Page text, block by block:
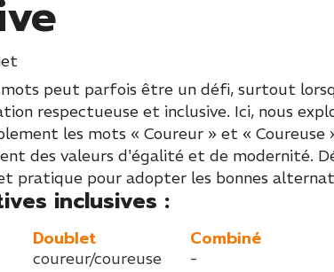
mots peut parfois être un défi, surtout
respectueuse et inclusive. Ici, nous
les mots « Coureur » et « Coureuse
des valeurs d'égalité et de modernité.
pratique pour adopter les bonnes
inclusives :
Doublet
coureur/coureuse
Combiné
-